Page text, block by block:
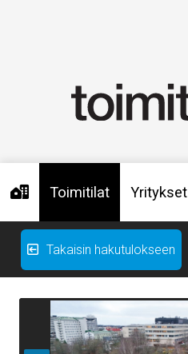
Toimitilat Yritykset
Takaisin hakutulokseen